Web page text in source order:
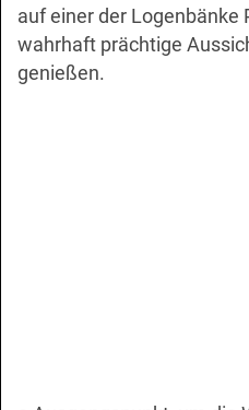
auf einer der Logenbänke
wahrhaft prächtige
genießen.